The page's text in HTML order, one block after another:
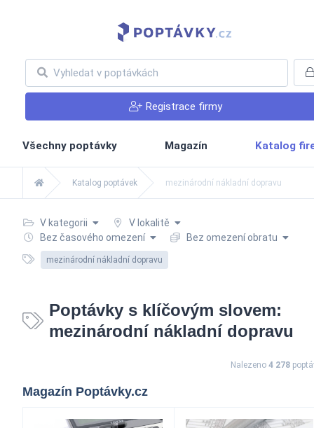
Registrace firmy
Všechny poptávky Magazín Katalog
Katalog poptávek mezinárodní nákladní dopravu
V kategorii
V lokalitě
Bez časového omezení
Bez omezení obratu
mezinárodní nákladní dopravu
Poptávky s klíčovým slovem:
mezinárodní nákladní dopravu
Nalezeno 4 278
Magazín Poptávky.cz